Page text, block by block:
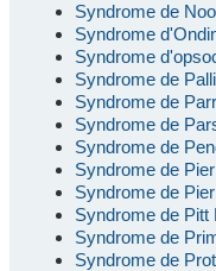
Syndrome de
Syndrome
Syndrome
Syndrome de
Syndrome de
Syndrome de
Syndrome de
Syndrome de
Syndrome de
Syndrome de Pitt
Syndrome de
Syndrome de